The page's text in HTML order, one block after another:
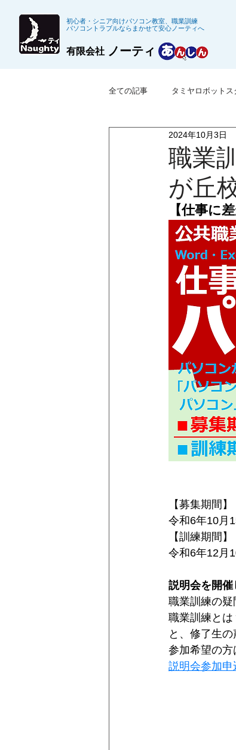
初心者・シニア向けパソコン教室、職業訓練
パソコントラブルならまかせて安心ノーティへ
ノーティ
有限会社
全ての記事 タミヤロボットス
※募集終了した職業訓練
職業
が丘
2024年10月3日
【仕事に
【募集期間】
令和6年10 月
【訓練期間】
令和6年12 月
説明会を開催
職業訓練の疑
職業訓練とは
と、修了生
参加希望の方
説明会参加申